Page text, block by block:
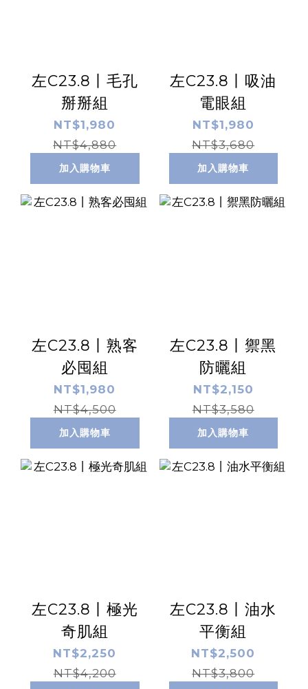
左C23.8丨毛孔
掰掰組
NT$1,980
NT$4,880
加入購物車
左C23.8丨吸油
電眼組
NT$1,980
NT$3,680
加入購物車
左C23.8丨熟客
必囤組
NT$1,980
NT$4,500
加入購物車
左C23.8丨禦黑
防曬組
NT$2,150
NT$3,580
加入購物車
左C23.8丨極光
奇肌組
NT$2,250
NT$4,200
左C23.8丨油水
平衡組
NT$2,500
NT$3,800